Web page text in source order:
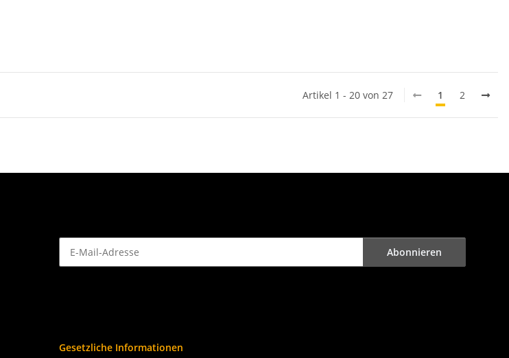
Artikel 1 - 20 von 27 1 2
Abonnieren
Gesetzliche Informationen